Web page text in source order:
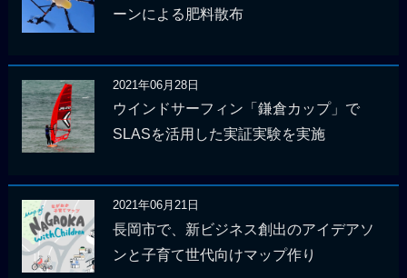
ーンによる肥料散布
2021年06月28日
ウインドサーフィン「鎌倉カップ」で
SLASを活用した実証実験を実施
2021年06月21日
長岡市で、新ビジネス創出のアイデアソ
ンと子育て世代向けマップ作り